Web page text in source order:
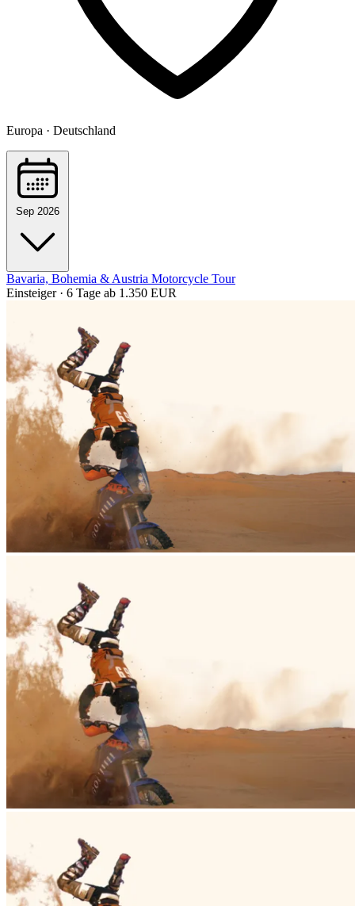
Europa · Deutschland
Sep 2026
Bavaria, Bohemia & Austria Motorcycle Tour
Einsteiger · 6 Tage ab 1.350 EUR